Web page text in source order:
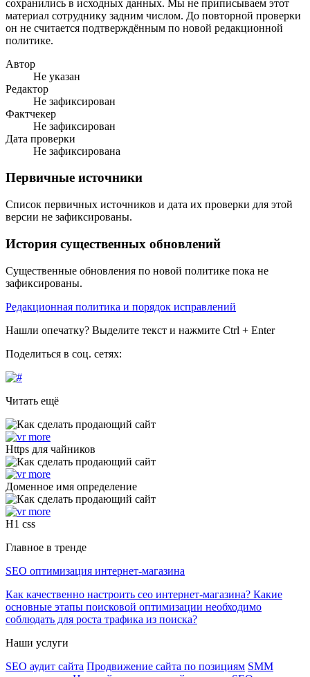
сохранились в исходных данных. Мы не приписываем этот
материал сотруднику задним числом. До повторной проверки
он не считается подтверждённым по новой редакционной
политике.
Автор
Не указан
Редактор
Не зафиксирован
Фактчекер
Не зафиксирован
Дата проверки
Не зафиксирована
Первичные источники
Список первичных источников и дата их проверки для этой
версии не зафиксированы.
История существенных обновлений
Существенные обновления по новой политике пока не
зафиксированы.
Редакционная политика и порядок исправлений
Нашли опечатку? Выделите текст и нажмите Ctrl + Enter
Поделиться в соц. сетях:
Читать ещё
Https для чайников
Доменное имя определение
H1 css
Главное в тренде
SEO оптимизация интернет-магазина
Как качественно настроить сео интернет-магазина? Какие
основные этапы поисковой оптимизации необходимо
соблюдать для роста трафика из поиска?
Наши услуги
SEO аудит сайта Продвижение сайта по позициям SMM